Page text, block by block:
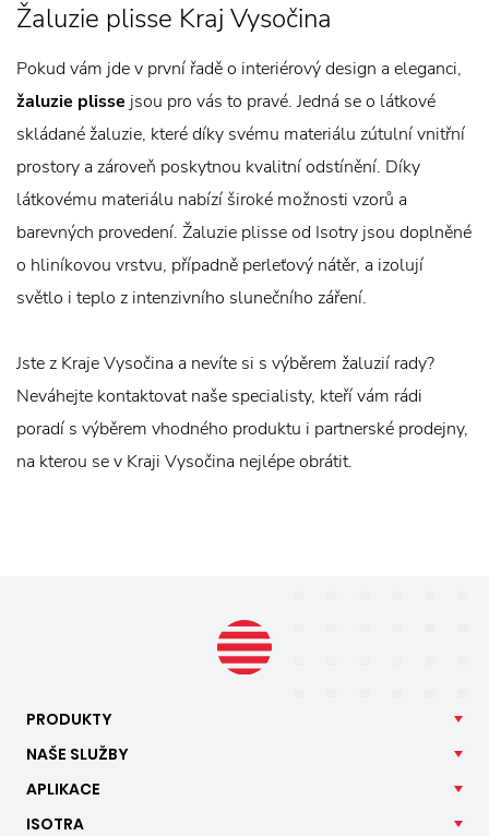
Žaluzie plisse Kraj Vysočina
Pokud vám jde v první řadě o interiérový design a eleganci,
žaluzie plisse jsou pro vás to pravé. Jedná se o látkové
skládané žaluzie, které díky svému materiálu zútulní vnitřní
prostory a zároveň poskytnou kvalitní odstínění. Díky
látkovému materiálu nabízí široké možnosti vzorů a
barevných provedení. Žaluzie plisse od Isotry jsou doplněné
o hliníkovou vrstvu, případně perleťový nátěr, a izolují
světlo i teplo z intenzivního slunečního záření.
Jste z Kraje Vysočina a nevíte si s výběrem žaluzií rady?
Neváhejte kontaktovat naše specialisty, kteří vám rádi
poradí s výběrem vhodného produktu i partnerské prodejny,
na kterou se v Kraji Vysočina nejlépe obrátit.
PRODUKTY
NAŠE SLUŽBY
APLIKACE
ISOTRA